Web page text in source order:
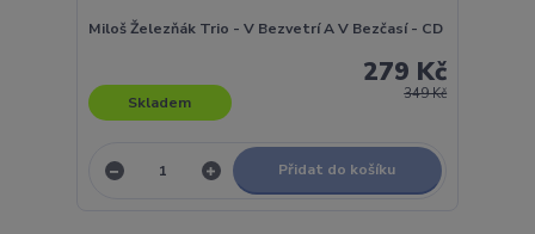
Miloš Železňák Trio - V Bezvetrí A V Bezčasí - CD
349 Kč
279 Kč
Skladem
Přidat do košíku